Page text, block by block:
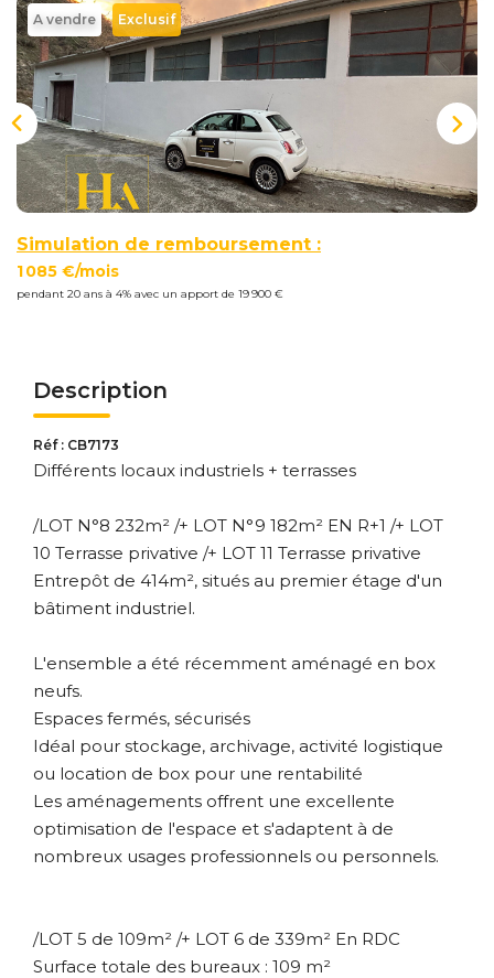
Nous
Rejoindre
Estimer
Bien
A vendre Exclusif
Simulation de remboursement :
1 085 €/mois
pendant 20 ans à 4% avec un apport de 19 900 €
Description
Réf : CB7173
Différents locaux industriels + terrasses
/LOT N°8 232m² /+ LOT N°9 182m² EN R+1 /+ LOT
10 Terrasse privative /+ LOT 11 Terrasse privative
Entrepôt de 414m², situés au premier étage d'un
bâtiment industriel.
L'ensemble a été récemment aménagé en box
neufs.
Espaces fermés, sécurisés
Idéal pour stockage, archivage, activité logistique
ou location de box pour une rentabilité
Les aménagements offrent une excellente
optimisation de l'espace et s'adaptent à de
nombreux usages professionnels ou personnels.
/LOT 5 de 109m² /+ LOT 6 de 339m² En RDC
Surface totale des bureaux : 109 m²